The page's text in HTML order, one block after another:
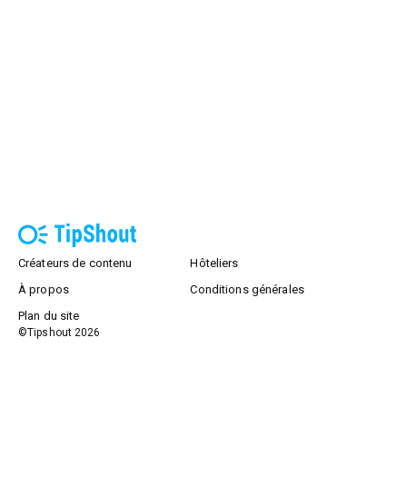
Créateurs de contenu
Hôteliers
À propos
Conditions générales
Plan du site
©Tipshout 2026